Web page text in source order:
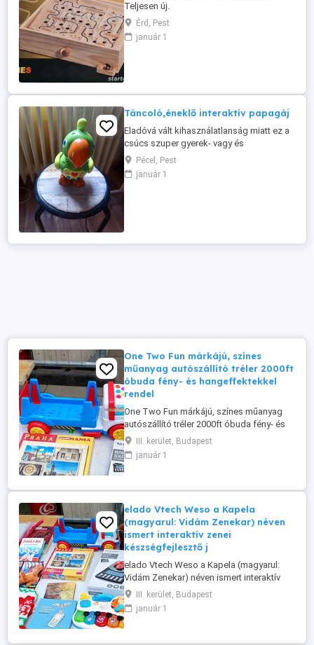
Teljesen új.
Érd, Pest
január 1
Táncoló,éneklő interaktív papagáj
Eladóvá vált kihasználatlanság miatt ez a
csúcs szuper gyerek- vagy és
kisállatjáték. Interaktív funkciók: A játék
képes megismételni az elhangzott
szavakat, énekel és meséket mond.
Pécel, Pest
január 1
One Two Fun márkájú, színes
műanyag autószállító tréler 2000ft
óbuda fény- és hangeffektekkel
rendel
One Two Fun márkájú, színes műanyag
autószállító tréler 2000ft óbuda fény- és
hangeffektekkel rendelkezik.A utánfutó
lecsatolható a vontatóról. személyesen
óbudán lakcimemen posta kizárolag előre
III. kerület, Budapest
január 1
elado Vtech Weso a Kapela
(magyarul: Vidám Zenekar) néven
ismert interaktív zenei
készségfejlesztő j
elado Vtech Weso a Kapela (magyarul:
Vidám Zenekar) néven ismert interaktív
zenei készségfejlesztő játék
kisgyermekek számára. ára 5000ft óbuda
36 50 104 8272 36 20 949 1288 posta
III. kerület, Budapest
január 1